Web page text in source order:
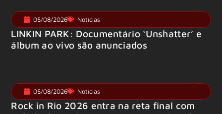
05/08/2026 Notícias
LINKIN PARK: Documentário ‘Unshatter’ e
álbum ao vivo são anunciados
05/08/2026 Notícias
Rock in Rio 2026 entra na reta final com